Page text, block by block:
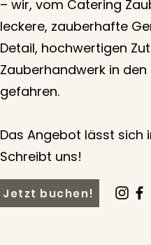
– wir, vom Catering
leckere, zauberhafte
Detail, hochwertigen
Zauberhandwerk in
gefahren.
Das Angebot lässt sich
Schreibt uns!
Jetzt buchen!